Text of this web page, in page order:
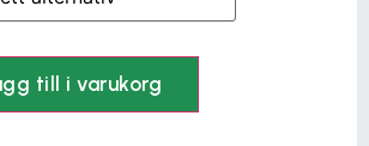
till i varukorg